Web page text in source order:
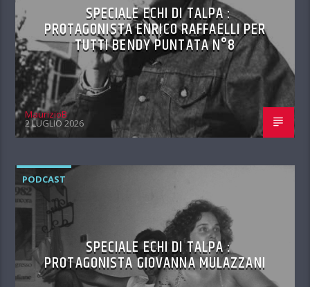
SPECIALE ECHI DI TALPA :
PROTAGONISTA ENRICO RAFFAELLI PER
TUTTI BENDY PUNTATA N°8
MaurizioB
2 LUGLIO 2026
PODCAST
SPECIALE ECHI DI TALPA :
PROTAGONISTA GIOVANNA MULAZZANI